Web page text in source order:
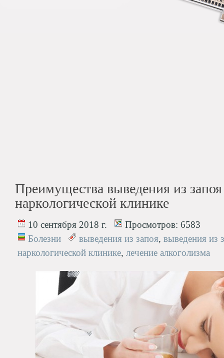
Преимущества выведения из
наркологической клинике
10 сентября 2018 г. Просмотров: 6583
Болезни
выведения из запоя, выведения из
наркологической клинике, лечение алкоголизма